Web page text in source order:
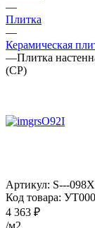
—
Плитка
—
Керамическая
—Плитка
(CP)
Артикул: S---
Код товара:
4 363 ₽
/м2